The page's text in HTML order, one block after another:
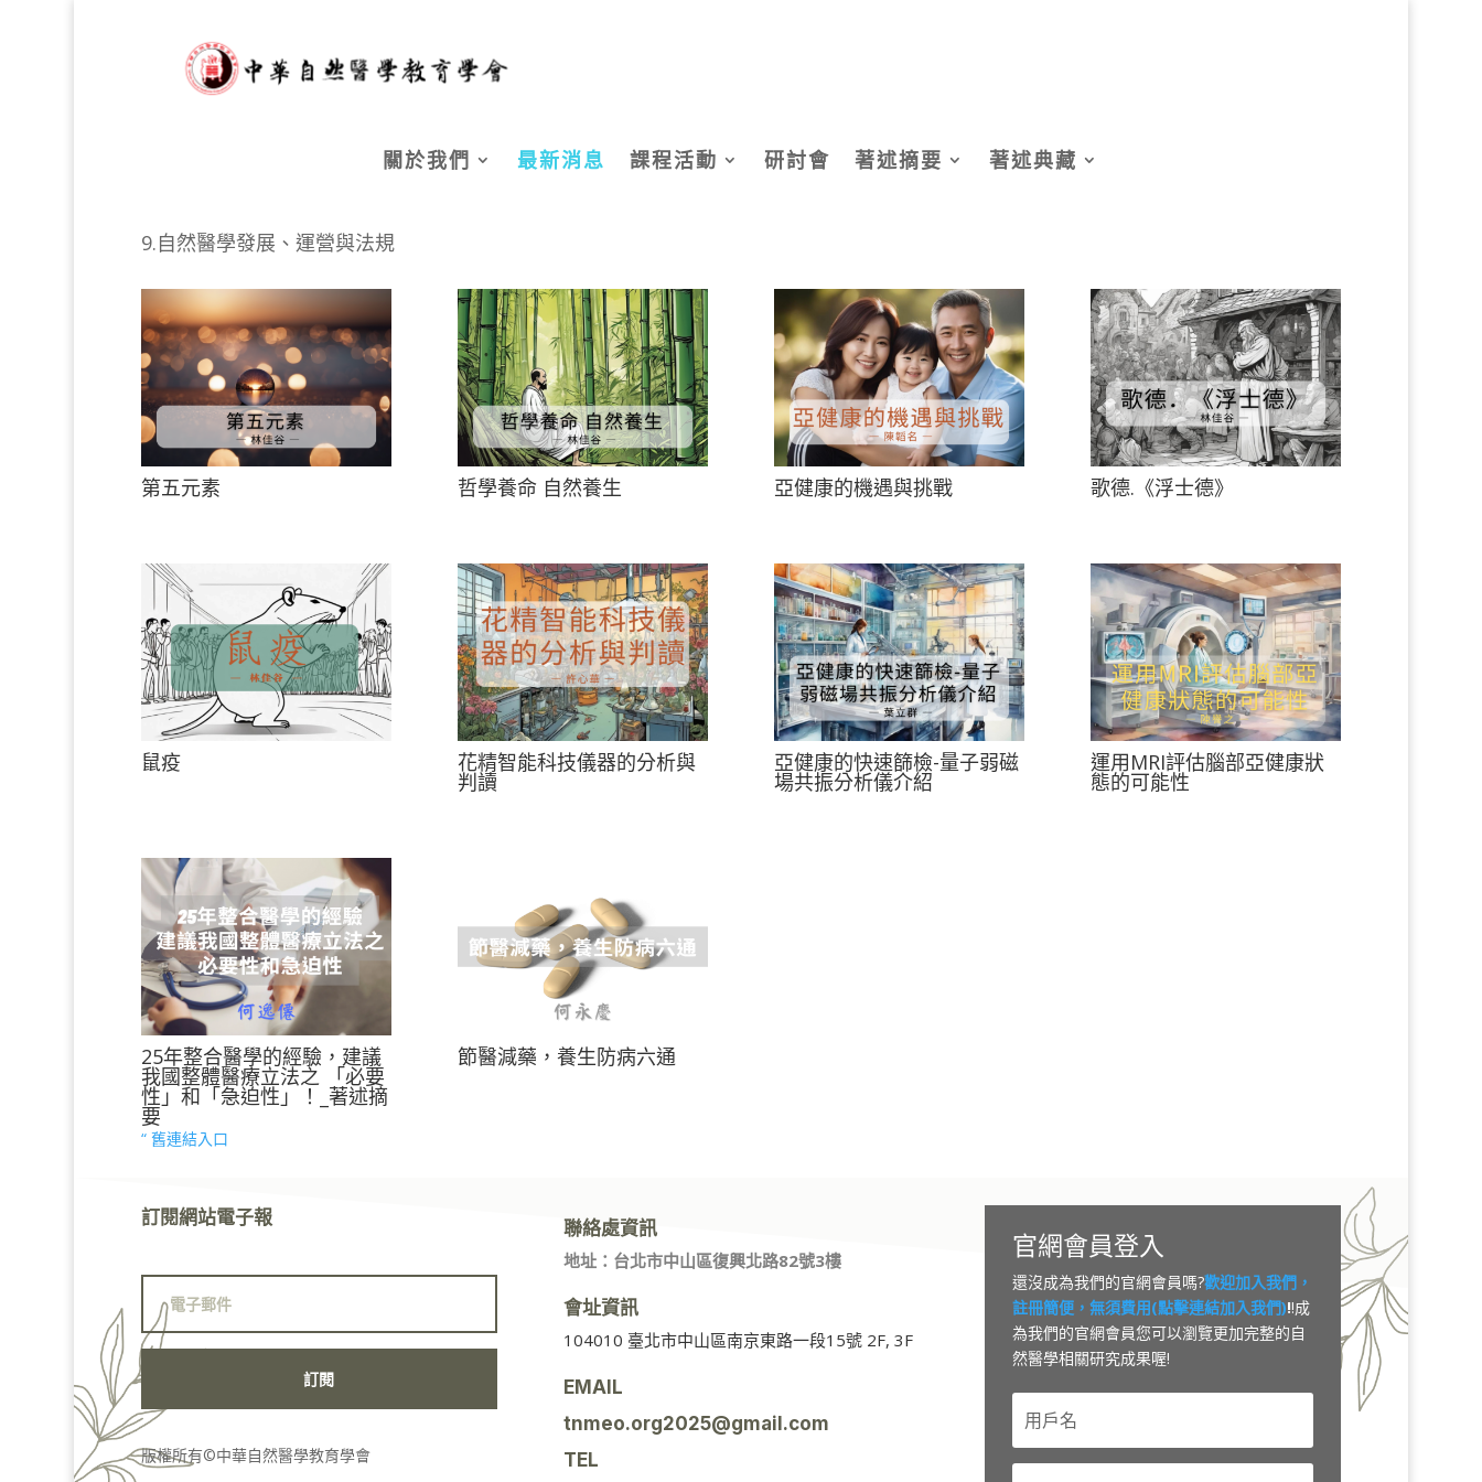
關於我們 最新消息 課程活動 研討會 著述摘要 著述典藏
9.自然醫學發展、運營與法規
第五元素 哲學養命 自然養生 亞健康的機遇與挑戰 歌德.《浮士德》
鼠疫 花精智能科技儀器的分析與
判讀
亞健康的快速篩檢-量子弱磁
場共振分析儀介紹
運用MRI評估腦部亞健康狀
態的可能性
25年整合醫學的經驗，建議
我國整體醫療立法之 「必要
性」和「急迫性」！_著述摘
要
節醫減藥，養生防病六通
“ 舊連結入口
訂閱網站電子報
訂閱
版權所有©中華自然醫學教育學會
聯絡處資訊
地址：台北市中山區復興北路82號3樓
會址資訊
104010 臺北市中山區南京東路一段15號 2F, 3F
EMAIL
tnmeo.org2025@gmail.com
TEL
官網會員登入
還沒成為我們的官網會員嗎?歡迎加入我們，
註冊簡便，無須費用(點擊連結加入我們)!!成
為我們的官網會員您可以瀏覽更加完整的自
然醫學相關研究成果喔!